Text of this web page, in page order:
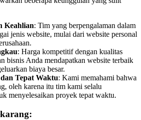
Keahlian: Tim yang berpengalaman dalam
jenis website, mulai dari website personal
: Harga kompetitif dengan kualitas
bisnis Anda mendapatkan website terbaik
biaya besar.
Tepat Waktu: Kami memahami bahwa
oleh karena itu tim kami selalu
menyelesaikan proyek tepat waktu.